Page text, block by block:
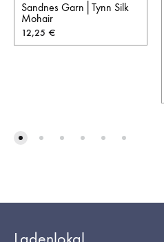
Sandnes Garn│Tynn Silk
Mohair
12,25 €